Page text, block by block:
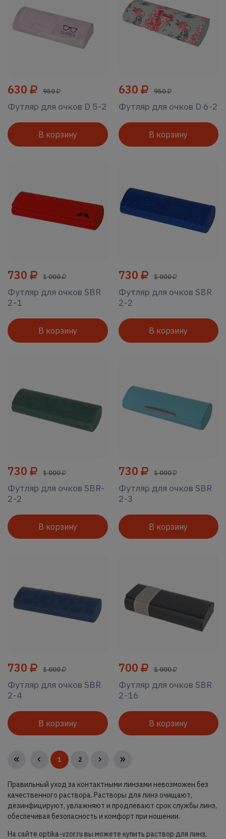
630 950
Футляр для очков D 5-2
В корзину
630 950
Футляр для очков D 6-2
В корзину
730 1 000
Футляр для очков SBR
2-1
В корзину
730 1 000
Футляр для очков SBR
2-2
В корзину
730 1 000
Футляр для очков SBR-
2-2
В корзину
730 1 000
Футляр для очков SBR
2-3
В корзину
730 1 000
Футляр для очков SBR
2-4
В корзину
700 1 000
Футляр для очков SBR
2-16
В корзину
1 2
Правильный уход за контактными линзами невозможен без
качественного раствора. Растворы для линз очищают,
дезинфицируют, увлажняют и продлевают срок службы линз,
обеспечивая безопасность и комфорт при ношении.
На сайте optika-vzor.ru вы можете купить раствор для линз,